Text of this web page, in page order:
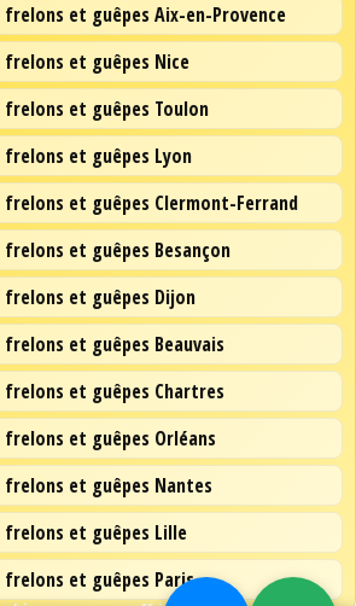
et guêpes Aix-en-Provence
et guêpes Nice
et guêpes Toulon
et guêpes Lyon
et guêpes Clermont-Ferrand
et guêpes Besançon
et guêpes Dijon
et guêpes Beauvais
et guêpes Chartres
et guêpes Orléans
et guêpes Nantes
et guêpes Lille
et guêpes Paris